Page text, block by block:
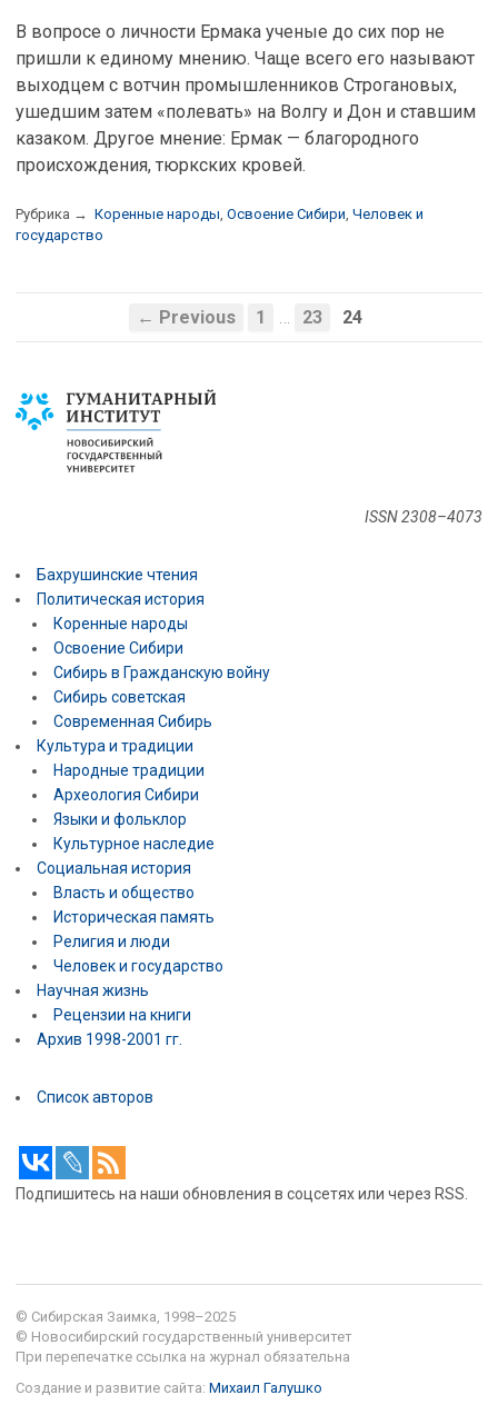
В вопросе о личности Ермака ученые до сих пор не
пришли к единому мнению. Чаще всего его называют
выходцем с вотчин промышленников Строгановых,
ушедшим затем «полевать» на Волгу и Дон и ставшим
казаком. Другое мнение: Ермак — благородного
происхождения, тюркских кровей.
Рубрика → Коренные народы Освоение Сибири Человек и
государство
← Previous 1 23 24
ISSN 2308–4073
Бахрушинские чтения
Политическая история
Коренные народы
Освоение Сибири
Сибирь в Гражданскую войну
Сибирь советская
Современная Сибирь
Культура и традиции
Народные традиции
Археология Сибири
Языки и фольклор
Культурное наследие
Социальная история
Власть и общество
Историческая память
Религия и люди
Человек и государство
Научная жизнь
Рецензии на книги
Архив 1998-2001 гг.
Список авторов
Подпишитесь на наши обновления в соцсетях или через RSS.
© Сибирская Заимка, 1998–2025
© Новосибирский государственный университет
При перепечатке ссылка на журнал обязательна
Создание и развитие сайта: Михаил Галушко